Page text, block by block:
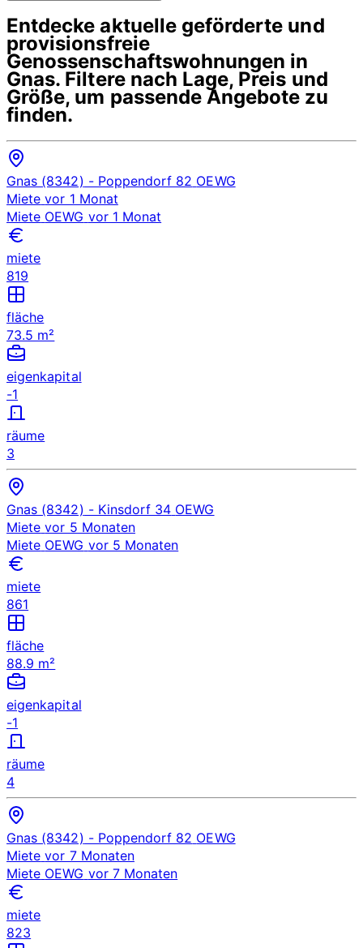
Entdecke aktuelle geförderte und
provisionsfreie
Genossenschaftswohnungen in
Gnas. Filtere nach Lage, Preis und
Größe, um passende Angebote zu
finden.
Gnas (8342) - Poppendorf 82 OEWG
Miete vor 1 Monat
Miete OEWG vor 1 Monat
miete
819
fläche
73.5 m²
eigenkapital
-1
räume
3
Gnas (8342) - Kinsdorf 34 OEWG
Miete vor 5 Monaten
Miete OEWG vor 5 Monaten
miete
861
fläche
88.9 m²
eigenkapital
-1
räume
4
Gnas (8342) - Poppendorf 82 OEWG
Miete vor 7 Monaten
Miete OEWG vor 7 Monaten
miete
823